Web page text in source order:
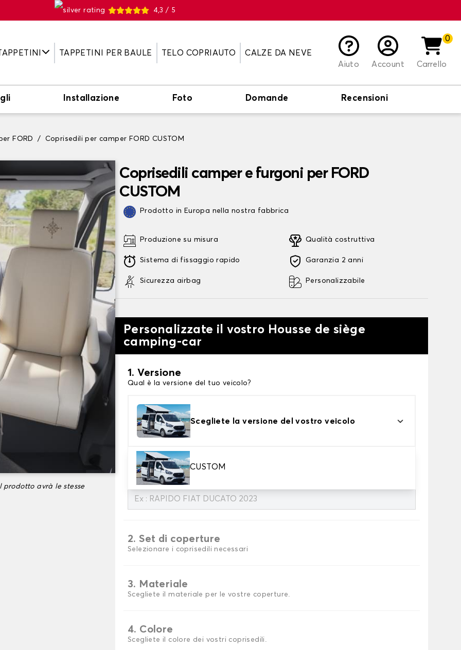
4,3 / 5
TAPPETINI PER BAULE TELO COPRIAUTO
CALZE DA NEVE
Aiuto
Account
0
Carrello
Installazione Foto Domande Recensioni
FORD Coprisedili per camper FORD CUSTOM
avrà le stesse
Coprisedili camper e furgoni per FORD
CUSTOM
Prodotto in Europa nella nostra fabbrica
Produzione su misura
Sistema di fissaggio rapido
Sicurezza airbag
Qualità costruttiva
Garanzia 2 anni
Personalizzabile
Personalizzate il vostro Housse de siège
camping-car
1. Versione
Qual è la versione del tuo veicolo?
Scegliete la versione del vostro veicolo
CUSTOM
Qui di seguito è possibile specificare la marca, il vettore e l'anno di produzione
2. Set di coperture
Selezionare i coprisedili necessari
3. Materiale
Scegliete il materiale per le vostre coperture.
4. Colore
Scegliete il colore dei vostri coprisedili.